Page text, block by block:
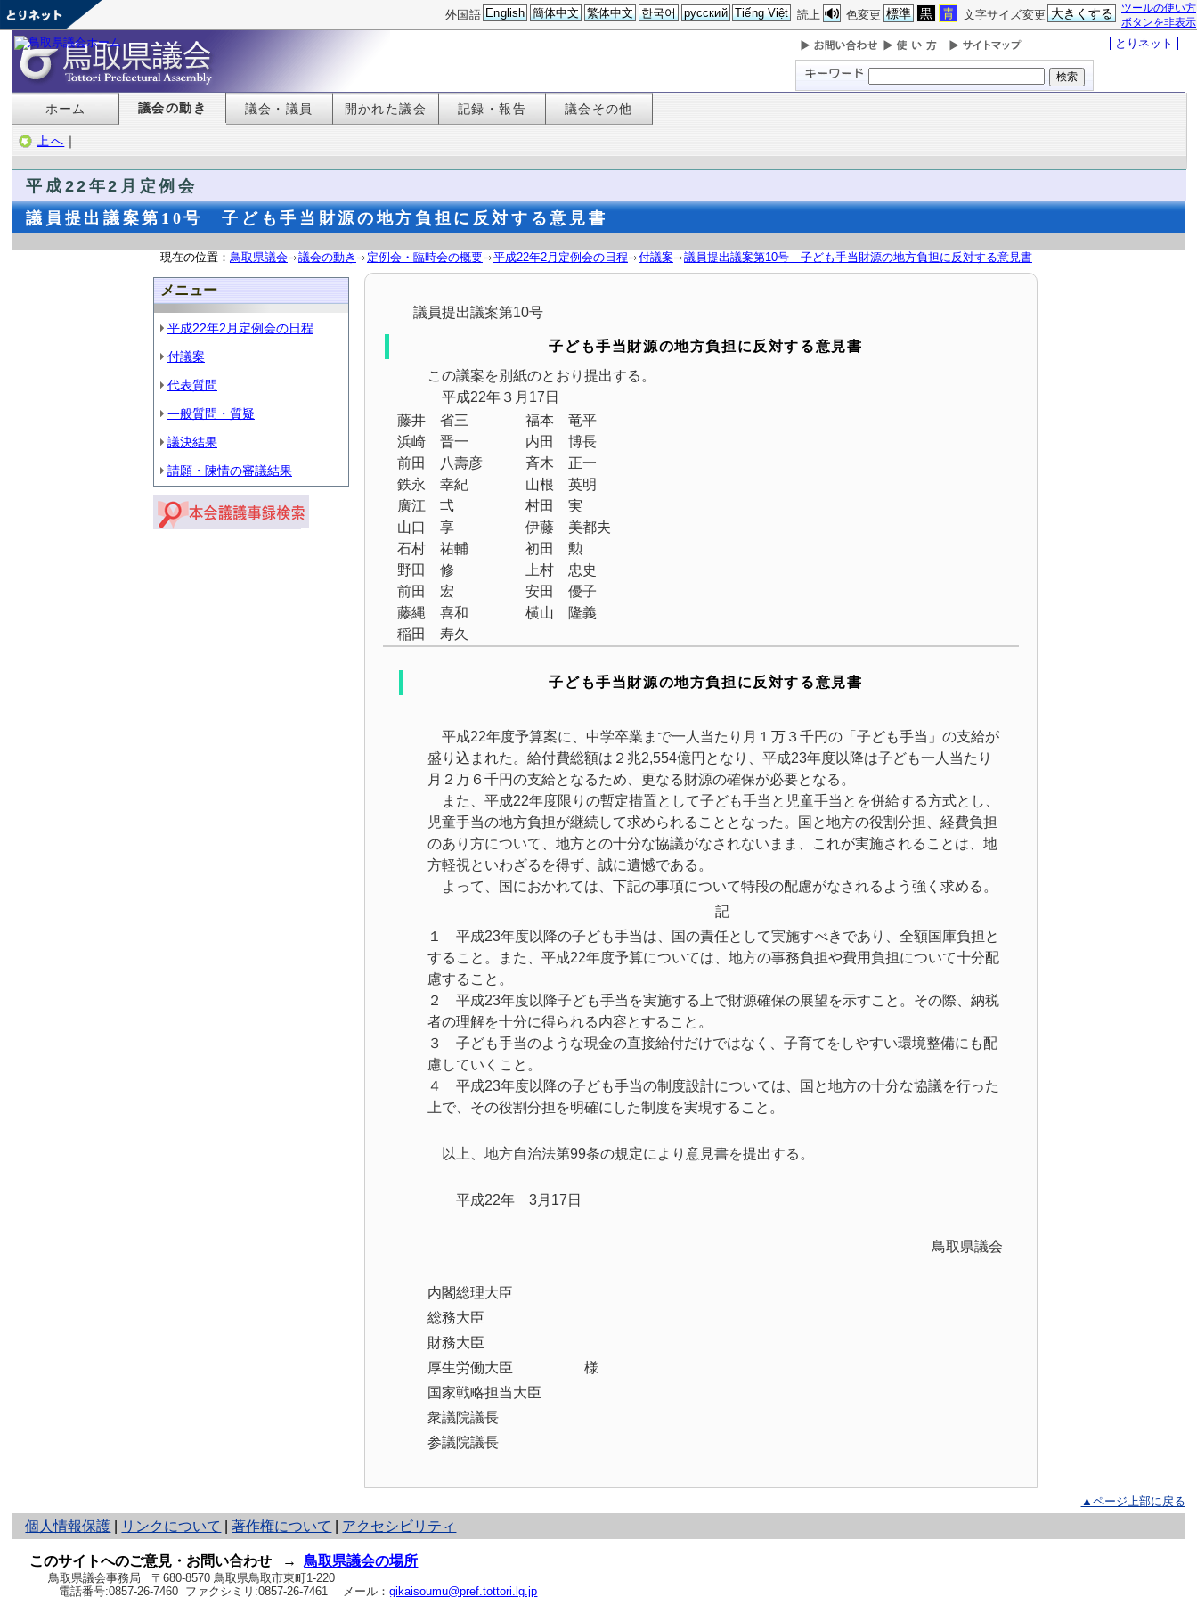
ツールの使い方
ボタンを非表示
文字サイズ変更 大きくする
色変更 標準 黒 青
読上
外国語 English 簡体中文 繁体中文 한국어 русский Tiếng Việt
とりネット
ホーム 議会の動き 議会・議員 開かれた議会 記録・報告 議会その他
上へ ｜
平成22年2月定例会
議員提出議案第10号 子ども手当財源の地方負担に反対する意見書
現在の位置： 鳥取県議会 議会の動き 定例会・臨時会の概要 平成22年2月定例会の日程 付議案 議員提出議案第10号 子ども手当財源の地方負担に反対する意見書
メニュー
平成22年2月定例会の日程
付議案
代表質問
一般質問・質疑
議決結果
請願・陳情の審議結果
議員提出議案第10号
子ども手当財源の地方負担に反対する意見書
この議案を別紙のとおり提出する。
平成22年３月17日
藤井 省三
福本 竜平
浜崎 晋一
内田 博長
前田 八壽彦
斉木 正一
鉄永 幸紀
山根 英明
廣江 弌
村田 実
山口 享
伊藤 美都夫
石村 祐輔
初田 勲
野田 修
上村 忠史
前田 宏
安田 優子
藤縄 喜和
横山 隆義
稲田 寿久
子ども手当財源の地方負担に反対する意見書
平成22年度予算案に、中学卒業まで一人当たり月１万３千円の「子ども手当」の支給が
盛り込まれた。給付費総額は２兆2,554億円となり、平成23年度以降は子ども一人当たり
月２万６千円の支給となるため、更なる財源の確保が必要となる。
また、平成22年度限りの暫定措置として子ども手当と児童手当とを併給する方式とし、
児童手当の地方負担が継続して求められることとなった。国と地方の役割分担、経費負担
のあり方について、地方との十分な協議がなされないまま、これが実施されることは、地
方軽視といわざるを得ず、誠に遺憾である。
よって、国におかれては、下記の事項について特段の配慮がなされるよう強く求める。
記
１ 平成23年度以降の子ども手当は、国の責任として実施すべきであり、全額国庫負担と
すること。また、平成22年度予算については、地方の事務負担や費用負担について十分配
慮すること。
２ 平成23年度以降子ども手当を実施する上で財源確保の展望を示すこと。その際、納税
者の理解を十分に得られる内容とすること。
３ 子ども手当のような現金の直接給付だけではなく、子育てをしやすい環境整備にも配
慮していくこと。
４ 平成23年度以降の子ども手当の制度設計については、国と地方の十分な協議を行った
上で、その役割分担を明確にした制度を実現すること。
以上、地方自治法第99条の規定により意見書を提出する。
平成22年 3月17日
鳥取県議会
内閣総理大臣
総務大臣
財務大臣
厚生労働大臣 様
国家戦略担当大臣
衆議院議長
参議院議長
▲ページ上部に戻る
個人情報保護
と
り
ネ
ッ
ト
リンクについて |著作権について アクセシビリティ
このサイトへのご意見・お問い合わせ →鳥取県議会の場所
鳥取県議会事務局
〒680-8570 鳥取県鳥取市東町1-220
電話番号:0857-26-7460 ファクシミリ:0857-26-7461 メール：gikaisoumu@pref.tottori.lg.jp